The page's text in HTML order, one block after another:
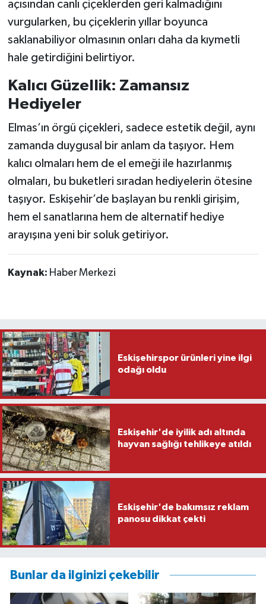
açısından canlı çiçeklerden geri kalmadığını
vurgularken, bu çiçeklerin yıllar boyunca
saklanabiliyor olmasının onları daha da kıymetli
hale getirdiğini belirtiyor.
Kalıcı Güzellik: Zamansız
Hediyeler
Elmas’ın örgü çiçekleri, sadece estetik değil, aynı
zamanda duygusal bir anlam da taşıyor. Hem
kalıcı olmaları hem de el emeği ile hazırlanmış
olmaları, bu buketleri sıradan hediyelerin ötesine
taşıyor. Eskişehir’de başlayan bu renkli girişim,
hem el sanatlarına hem de alternatif hediye
arayışına yeni bir soluk getiriyor.
Kaynak: Haber Merkezi
Eskişehirspor ürünleri yine ilgi
odağı oldu
Eskişehir'de iyilik adı altında
hayvan sağlığı tehlikeye atıldı
Eskişehir'de bakımsız reklam
panosu dikkat çekti
Bunlar da ilginizi çekebilir